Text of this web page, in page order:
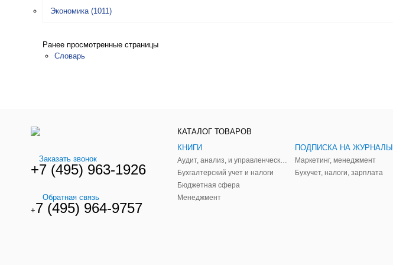
Экономика (1011)
Ранее просмотренные страницы
Словарь
Заказать звонок
+7 (495) 963-1926
Обратная связь
+7 (495) 964-9757
КАТАЛОГ ТОВАРОВ
КНИГИ
Бухгалтерский учет и налоги
Бюджетная сфера
Менеджмент
ПОДПИСКА НА ЖУРНАЛЫ
Маркетинг, менеджмент
Бухучет, налоги, зарплата